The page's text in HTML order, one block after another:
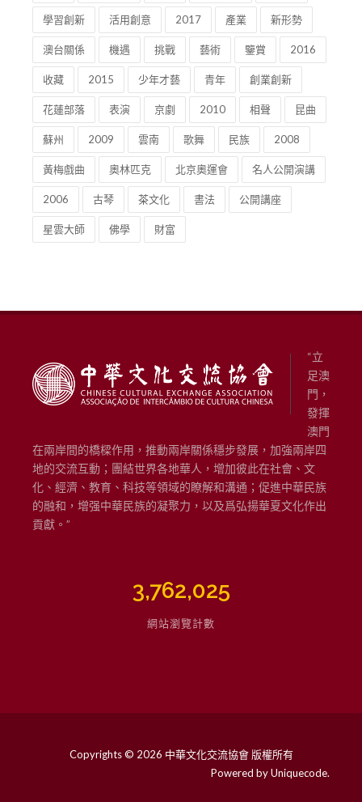
學習創新 活用創意 2017 產業 新形勢
澳台關係 機遇 挑戰 藝術 鑒賞 2016
收藏 2015 少年才藝 青年 創業創新
花蓮部落 表演 京劇 2010 相聲 昆曲
蘇州 2009 雲南 歌舞 民族 2008
黃梅戲曲 奧林匹克 北京奧運會 名人公開演講
2006 古琴 茶文化 書法 公開講座
星雲大師 佛學 財富
“立
足澳
門，
發揮
澳門
在兩岸間的橋樑作用，推動兩岸關係穩步發展，加強兩岸四
地的交流互動；團結世界各地華人，增加彼此在社會、文
化、經濟、教育、科技等領域的瞭解和溝通；促進中華民族
的融和，增强中華民族的凝聚力，以及爲弘揚華夏文化作出
貢獻。”
3,762,025
網站瀏覽計數
Copyrights © 2026 中華文化交流協會 版權所有
Powered byUniquecode.